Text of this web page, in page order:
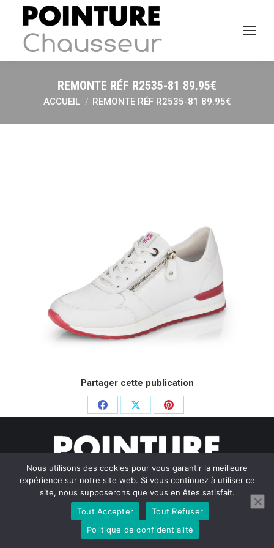
REMONTE RÉF R2535-81 89.95€
Vous êtes ici :
ACCUEIL REMONTE RÉF R2535-81 89.95€
Partager cette publication
Partager
Facebook
PartagerPartager
Pinterest
© Pointure Chausseurs - 2020. Dream-Theme — truly
WordPress themes
Menu BAS
Nous utilisons des cookies pour vous garantir la meilleure
expérience sur notre site web. Si vous continuez à utiliser ce
site, nous supposerons que vous en êtes satisfait.
Tout Accepter
Tout Refuser
Politique de confidentialité